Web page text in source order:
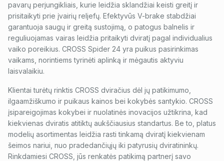
pavarų perjungikliais, kurie leidžia sklandžiai keisti greitį ir
prisitaikyti prie įvairių reljefų. Efektyvūs V-brake stabdžiai
garantuoja saugų ir greitą sustojimą, o patogus balnelis ir
reguliuojamas vairas leidžia pritaikyti dviratį pagal individualius
vaiko poreikius. CROSS Spider 24 yra puikus pasirinkimas
vaikams, norintiems tyrinėti aplinką ir mėgautis aktyviu
laisvalaikiu.
Klientai turėtų rinktis CROSS dviračius dėl jų patikimumo,
ilgaamžiškumo ir puikaus kainos bei kokybės santykio. CROSS
įsipareigojimas kokybei ir nuolatinės inovacijos užtikrina, kad
kiekvienas dviratis atitiktų aukščiausius standartus. Be to, platus
modelių asortimentas leidžia rasti tinkamą dviratį kiekvienam
šeimos nariui, nuo pradedančiųjų iki patyrusių dviratininkų.
Rinkdamiesi CROSS, jūs renkatės patikimą partnerį savo